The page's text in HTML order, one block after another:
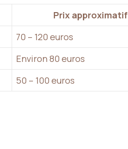
Prix approximatif
70 – 120 euros
Environ 80 euros
50 – 100 euros